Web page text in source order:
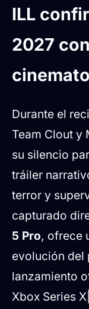
un nuevo
Terror
generación
siniestro
ILL
2027
Durante el
Team Clout y
su silencio
tráiler
terror y
capturado
5 Pro, ofrece
evolución del
lanzamiento
Xbox Series